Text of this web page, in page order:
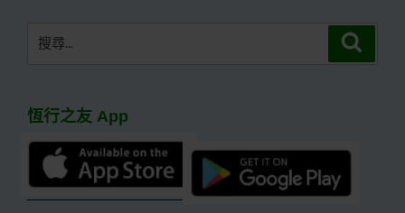
尋
字:
恆行之友 App